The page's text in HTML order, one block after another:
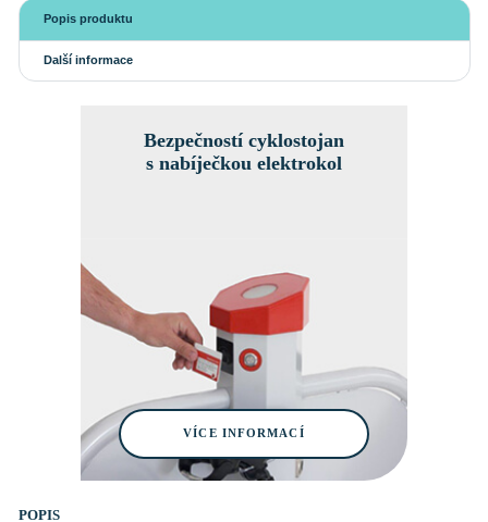
Popis produktu
Další informace
Bezpečností cyklostojan
s nabíječkou elektrokol
VÍCE INFORMACÍ
POPIS